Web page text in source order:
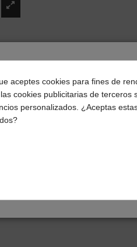
¿Dónde deseas
Selecciona tu ubicación para
impuestos correctos para
aceptes cookies para fines de
cookies publicitarias de terceros
personalizados. ¿Aceptas